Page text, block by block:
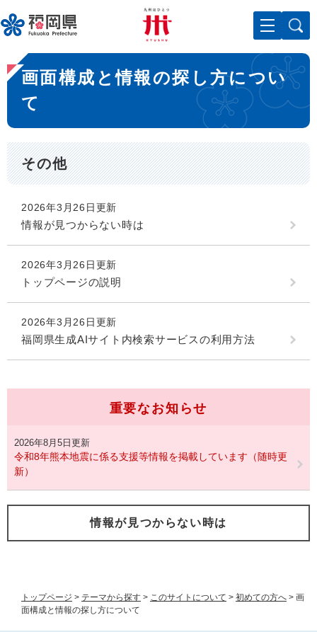
ー
ジ
先
頭
。
メニューを飛ばして本文へ
トップページ > テーマから探す > このサイトについて > 初めての方へ > 画
面構成と情報の探し方について
本
文
画面構成と情報の探し方につい
て
その他
2026年3月26日更新
情報が見つからない時は
2026年3月26日更新
トップページの説明
2026年3月26日更新
福岡県生成AIサイト内検索サービスの利用方法
重要なお知らせ
2026年8月5日更新
令和8年熊本地震に係る支援等情報を掲載しています（随時更
新）
情報が見つからない時は